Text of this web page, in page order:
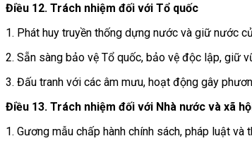
Điều 12. Trách nhiệm đối với Tổ quốc
1. Phát huy truyền thống dựng nước và giữ nước
2. Sẵn sàng bảo vệ Tổ quốc, bảo vệ độc lập, giữ
3. Đấu tranh với các âm mưu, hoạt động gây
Điều 13. Trách nhiệm đối với Nhà nước và xã
1. Gương mẫu chấp hành chính sách, pháp luật và